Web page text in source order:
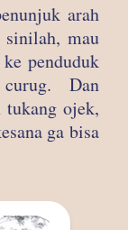
arah
mau
penduduk
Dan
ojek,
ga bisa